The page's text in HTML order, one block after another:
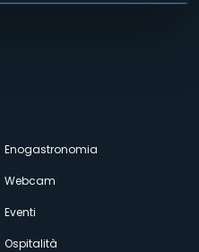
Enogastronomia
Webcam
Eventi
Ospitalità